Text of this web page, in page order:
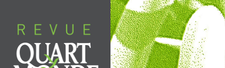
contenu